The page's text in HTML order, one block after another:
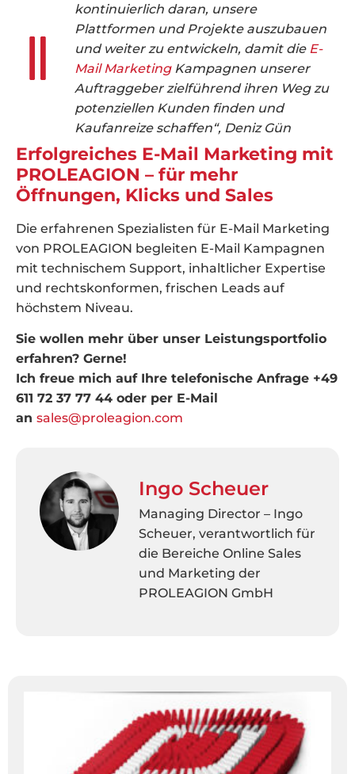
kontinuierlich daran, unsere
Plattformen und Projekte auszubauen
und weiter zu entwickeln, damit die E-
Mail MarketingKampagnen unserer
Auftraggeber zielführend ihren Weg zu
potenziellen Kunden finden und
Kaufanreize schaffen“, Deniz Gün
Erfolgreiches E-Mail Marketing mit
PROLEAGION – für mehr
Öffnungen, Klicks und Sales
Die erfahrenen Spezialisten für E-Mail Marketing
von PROLEAGION begleiten E-Mail Kampagnen
mit technischem Support, inhaltlicher Expertise
und rechtskonformen, frischen Leads auf
höchstem Niveau.
Sie wollen mehr über unser Leistungsportfolio
erfahren? Gerne!
Ich freue mich auf Ihre telefonische Anfrage +49
611 72 37 77 44 oder per E-Mail
an sales@proleagion.com
Ingo Scheuer
Managing Director – Ingo
Scheuer, verantwortlich für
die Bereiche Online Sales
und Marketing der
PROLEAGION GmbH